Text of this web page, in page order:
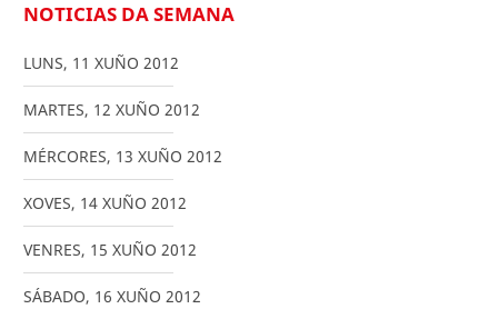
NOTICIAS DA SEMANA
LUNS, 11 XUÑO 2012
MARTES, 12 XUÑO 2012
MÉRCORES, 13 XUÑO 2012
XOVES, 14 XUÑO 2012
VENRES, 15 XUÑO 2012
SÁBADO, 16 XUÑO 2012